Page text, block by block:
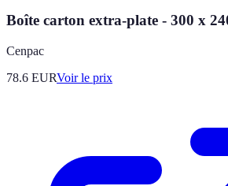
Boîte carton extra-plate - 300 x
Cenpac
78.6 EURVoir le prix